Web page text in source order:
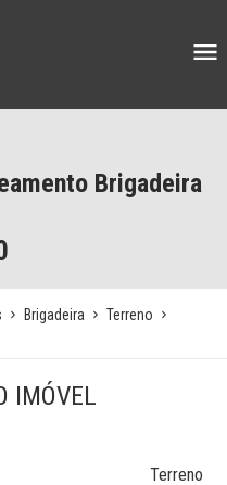
Brigadeira
Brigadeira
Terreno
IMÓVEL
Terreno